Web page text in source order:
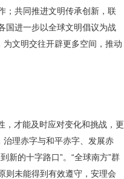
；共同推进文明传承创新，联
国进一步以全球文明倡议为战
文明交往开辟更多空间，推动
，才能及时应对变化和挑战，更
治理赤字与和平赤字、发展赤
新的十字路口”。“全球南方”群
则未能得到有效遵守，安理会